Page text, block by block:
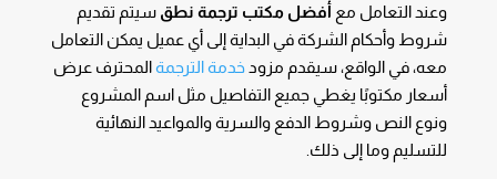
وعند التعامل مع أفضل مكتب ترجمة نطق سيتم تقديم
شروط وأحكام الشركة في البداية إلى أي عميل يمكن التعامل
معه، في الواقع، سيقدم مزود خدمة الترجمةالمحترف عرض
أسعار مكتوبًا يغطي جميع التفاصيل مثل اسم المشروع
ونوع النص وشروط الدفع والسرية والمواعيد النهائية
للتسليم وما إلى ذلك.